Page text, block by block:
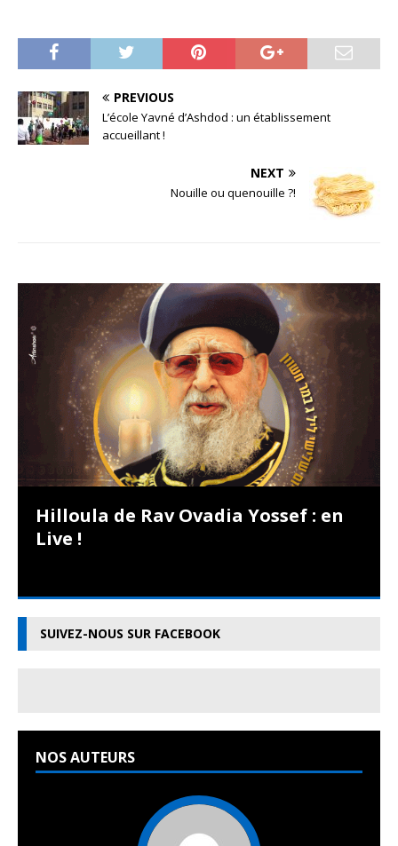
PREVIOUS
L’école Yavné d’Ashdod : un établissement
accueillant !
NEXT
Nouille ou quenouille ?!
Hilloula de Rav Ovadia Yossef : en
Live !
SUIVEZ-NOUS SUR FACEBOOK
NOS AUTEURS